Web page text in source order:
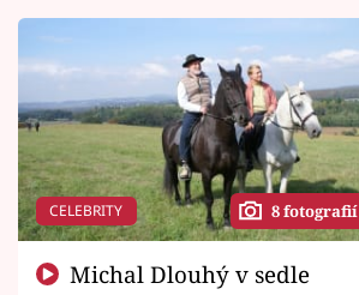
Sledujte nás
CELEBRITY 8 fotografií